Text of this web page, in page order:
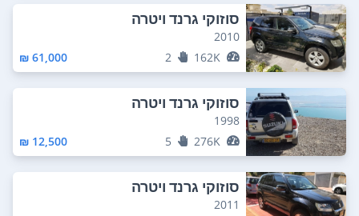
סוזוקי גרנד ויטרה
2010
162K
2
61,000 ₪
סוזוקי גרנד ויטרה
1998
276K
5
12,500 ₪
סוזוקי גרנד ויטרה
2011